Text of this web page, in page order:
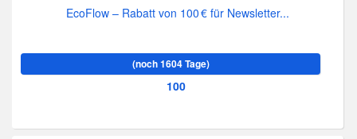
EcoFlow – Rabatt von 100 € für Newsletter...
(noch 1604 Tage)
100